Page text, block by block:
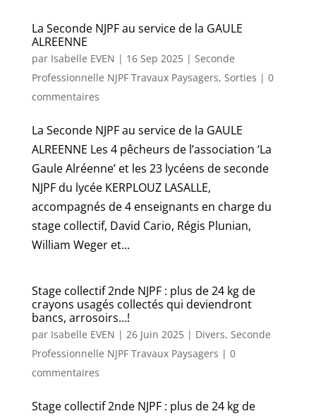
La Seconde NJPF au service de la GAULE
ALREENNE
par Isabelle EVEN | 16 Sep 2025| Seconde
Professionnelle NJPF Travaux Paysagers, Sorties | 0
commentaires
La Seconde NJPF au service de la GAULE
ALREENNE Les 4 pêcheurs de l’association ‘La
Gaule Alréenne’ et les 23 lycéens de seconde
NJPF du lycée KERPLOUZ LASALLE,
accompagnés de 4 enseignants en charge du
stage collectif, David Cario, Régis Plunian,
William Weger et...
Stage collectif 2nde NJPF : plus de 24 kg de
crayons usagés collectés qui deviendront
bancs, arrosoirs…!
par Isabelle EVEN | 26 Juin 2025| Divers, Seconde
Professionnelle NJPF Travaux Paysagers | 0
commentaires
Stage collectif 2nde NJPF : plus de 24 kg de